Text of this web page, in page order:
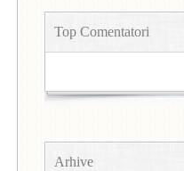
Top Comentatori
Arhive